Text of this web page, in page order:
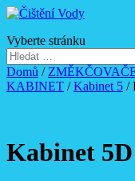
Vyberte stránku
Domů /
KABINET /Kabinet 5 /
Kabinet